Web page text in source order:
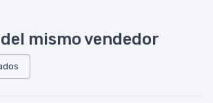
mismo vendedor